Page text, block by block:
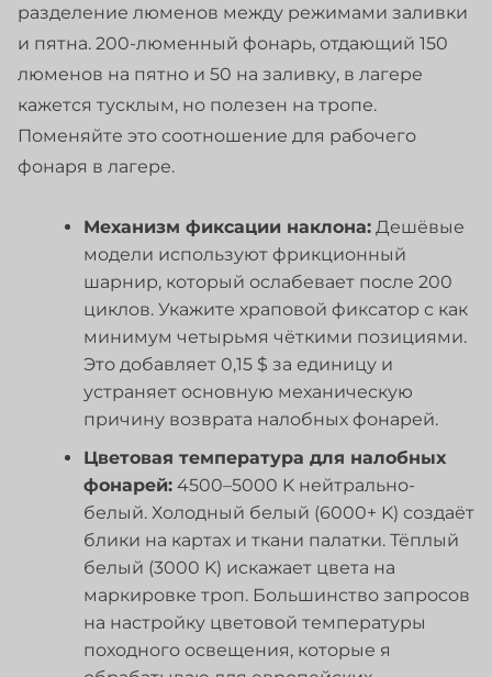
разделение люменов между режимами заливки
и пятна. 200-люменный фонарь, отдающий 150
люменов на пятно и 50 на заливку, в лагере
кажется тусклым, но полезен на тропе.
Поменяйте это соотношение для рабочего
фонаря в лагере.
Механизм фиксации наклона: Дешёвые
модели используют фрикционный
шарнир, который ослабевает после 200
циклов. Укажите храповой фиксатор с как
минимум четырьмя чёткими позициями.
Это добавляет 0,15 $ за единицу и
устраняет основную механическую
причину возврата налобных фонарей.
Цветовая температура для налобных
фонарей: 4500–5000 K нейтрально-
белый. Холодный белый (6000+ K) создаёт
блики на картах и ткани палатки. Тёплый
белый (3000 K) искажает цвета на
маркировке троп. Большинство запросов
на настройку цветовой температуры
походного освещения, которые я